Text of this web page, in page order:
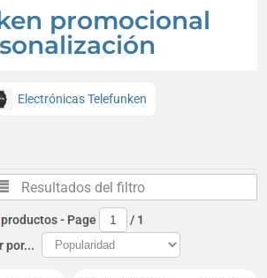
promocional
Electrónicas Telefunken
Resultados del filtro
productos- Page / 1
por...